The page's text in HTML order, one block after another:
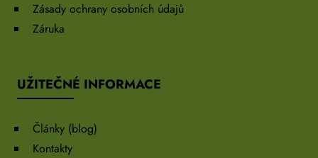
Zásady ochrany osobních údajů
Záruka
UŽITEČNÉ INFORMACE
Články (blog)
Kontakty